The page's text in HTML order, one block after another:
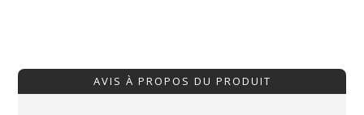
AVIS À PROPOS DU PRODUIT